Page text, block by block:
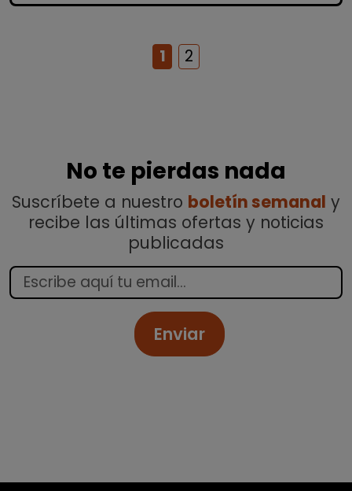
1 2
No te pierdas nada
Suscríbete a nuestro boletín semanal y
recibe las últimas ofertas y noticias
publicadas
Enviar